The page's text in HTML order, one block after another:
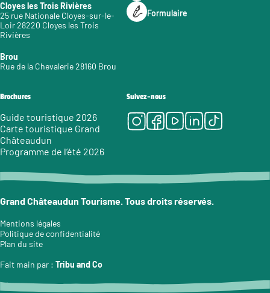
Cloyes les Trois Rivières
25 rue Nationale Cloyes-sur-le-
Loir 28220 Cloyes les Trois
Rivières
Brou
Rue de la Chevalerie 28160 Brou
Formulaire
Brochures
Guide touristique 2026
Carte touristique Grand
Châteaudun
Programme de l’été 2026
Suivez-nous
Instagram
Facebook
Youtube
LinkedIn
Tiktok
Grand Châteaudun Tourisme. Tous droits réservés.
Mentions légales
Politique de confidentialité
Plan du site
Fait main par : Tribu and Co